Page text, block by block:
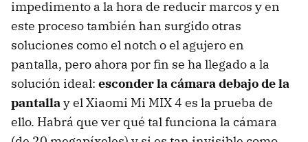
impedimento a la hora de reducir marcos y en
este proceso también han surgido otras
soluciones como el notch o el agujero en
pantalla, pero ahora por fin se ha llegado a la
solución ideal: esconder la cámara debajo de la
pantallay el Xiaomi Mi MIX 4 es la prueba de
ello. Habrá que ver qué tal funciona la cámara